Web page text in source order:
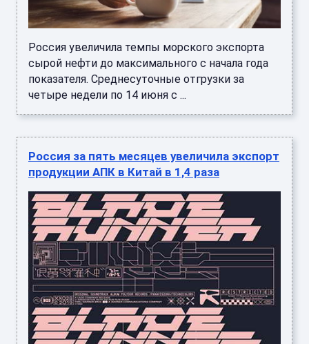
Россия увеличила темпы морского экспорта
сырой нефти до максимального с начала года
показателя. Среднесуточные отгрузки за
четыре недели по 14 июня с ...
Россия за пять месяцев увеличила экспорт
продукции АПК в Китай в 1,4 раза